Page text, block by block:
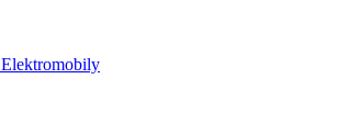
Elektromobily